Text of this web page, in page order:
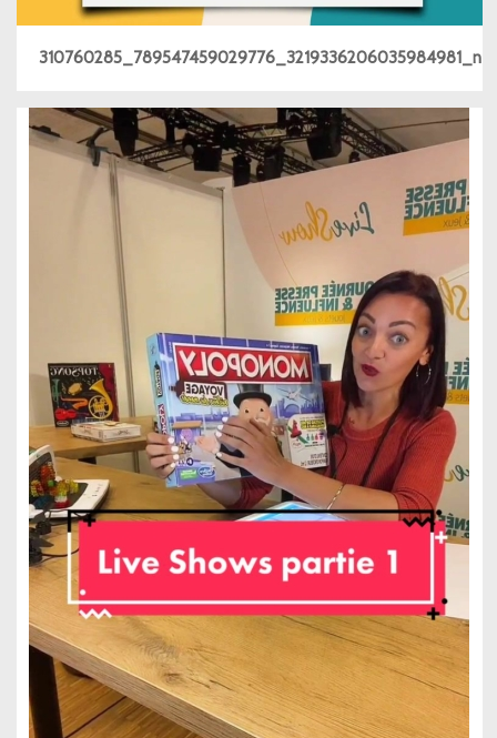
310760285_789547459029776_3219336206035984981_n